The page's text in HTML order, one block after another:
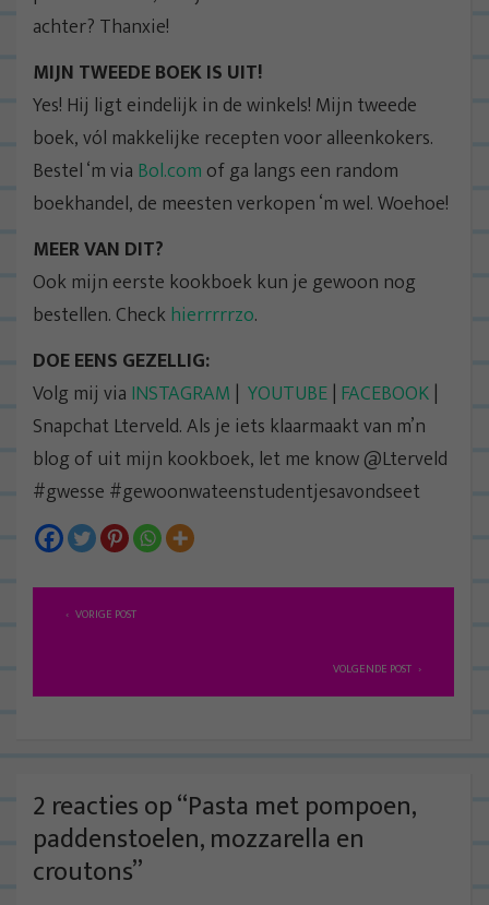
achter? Thanxie!
MIJN TWEEDE BOEK IS UIT!
Yes! Hij ligt eindelijk in de winkels! Mijn tweede
boek, vól makkelijke recepten voor alleenkokers.
Bestel ‘m via Bol.com of ga langs een random
boekhandel, de meesten verkopen ‘m wel. Woehoe!
MEER VAN DIT?
Ook mijn eerste kookboek kun je gewoon nog
bestellen. Check hierrrrrzo.
DOE EENS GEZELLIG:
Volg mij via INSTAGRAM | YOUTUBE | FACEBOOK |
Snapchat Lterveld. Als je iets klaarmaakt van m’n
blog of uit mijn kookboek, let me know @Lterveld
#gwesse #gewoonwateenstudentjesavondseet
i
t
n
a
VORIGE POST
VOLGENDE POST
2 reacties op “Pasta met pompoen,
paddenstoelen, mozzarella en
croutons”